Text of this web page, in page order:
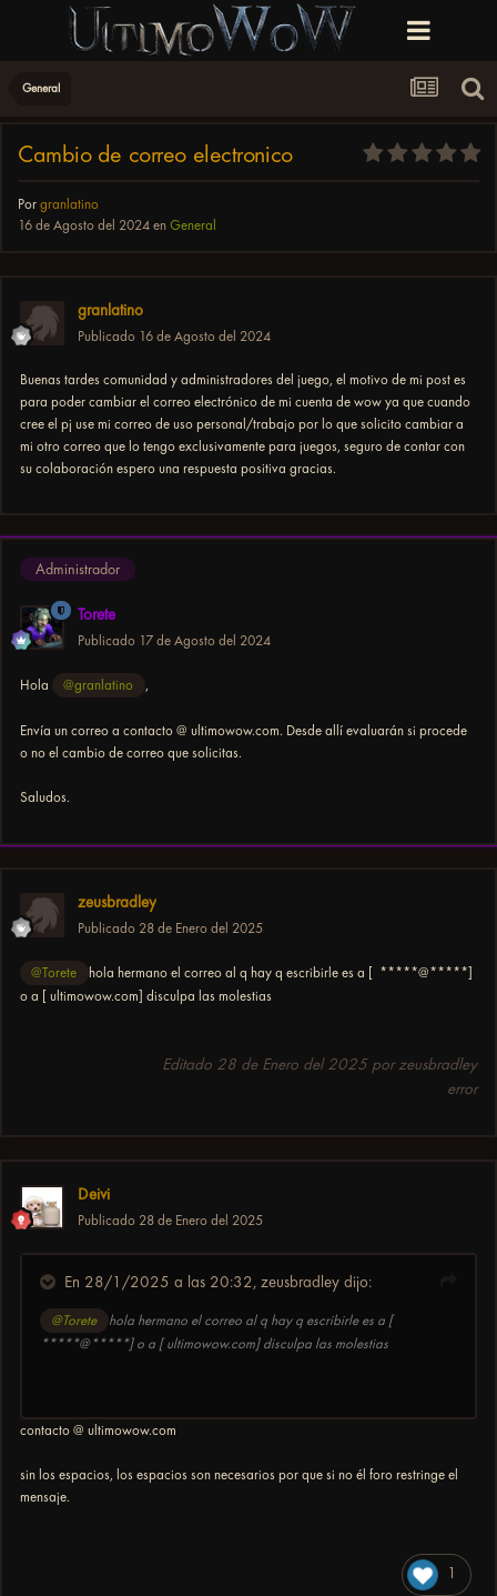
General
Cambio de correo electronico
Por granlatino
16 de Agosto del 2024 en General
granlatino
Publicado 16 de Agosto del 2024
Buenas tardes comunidad y administradores del juego, el motivo de mi post es
para poder cambiar el correo electrónico de mi cuenta de wow ya que cuando
cree el pj use mi correo de uso personal/trabajo por lo que solicito cambiar a
mi otro correo que lo tengo exclusivamente para juegos, seguro de contar con
su colaboración espero una respuesta positiva gracias.
Administrador
Torete
Publicado 17 de Agosto del 2024
Hola @granlatino
Envía un correo a contacto @ ultimowow.com. Desde allí evaluarán si procede
o no el cambio de correo que solicitas.
Saludos.
zeusbradley
Publicado 28 de Enero del 2025
@Torete
hola hermano el correo al q hay q escribirle es a [ *****@*****]
o a [ ultimowow.com] disculpa las molestias
Editado 28 de Enero del 2025por zeusbradley
error
Deivi
Publicado 28 de Enero del 2025
En 28/1/2025 a las 20:32, zeusbradley dijo:
@Torete
hola hermano el correo al q hay q escribirle es a [
*****@*****] o a [ ultimowow.com] disculpa las molestias
contacto @ ultimowow.com
sin los espacios, los espacios son necesarios por que si no él foro restringe el
mensaje.
1